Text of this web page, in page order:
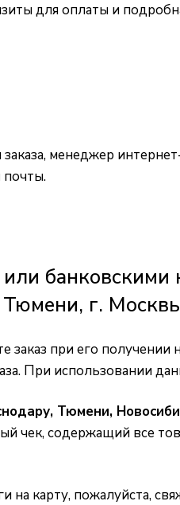
для оплаты и
менеджер
почты.
банковскими
г.
заказ при его
При использовании
Тюмени,
чек, содержащий все
на карту, пожалуйста,